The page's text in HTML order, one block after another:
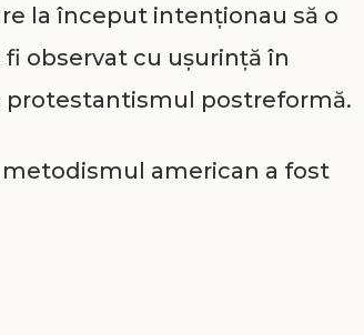
la început intenţionau să o
observat cu uşurinţă în
postreformă.
metodismul american a fost